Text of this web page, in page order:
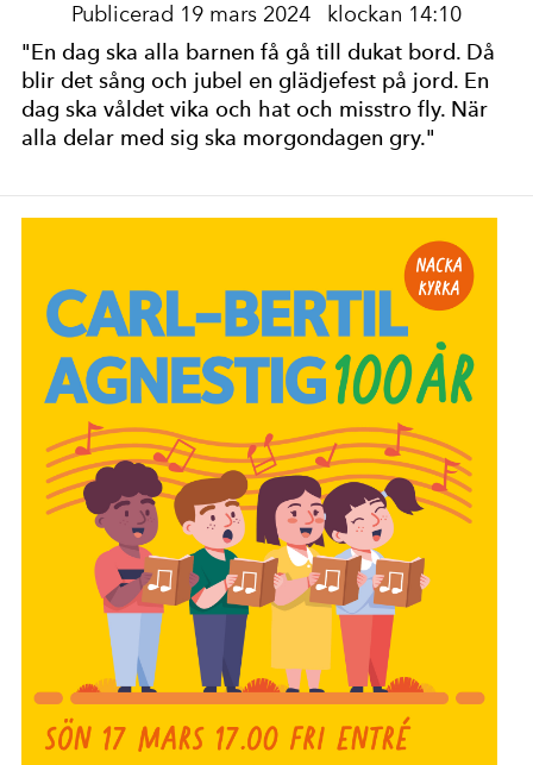
Publicerad 19 mars 2024 klockan 14:10
"En dag ska alla barnen få gå till dukat bord. Då
blir det sång och jubel en glädjefest på jord. En
dag ska våldet vika och hat och misstro fly. När
alla delar med sig ska morgondagen gry."